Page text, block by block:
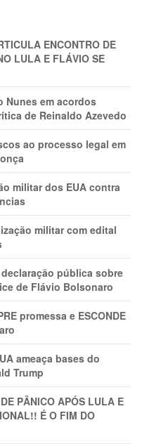
ENCONTRO DE
LULA E FLÁVIO SE
Nunes em acordos
de Reinaldo Azevedo
ao processo legal em
militar dos EUA contra
militar com edital
pública sobre
de Flávio Bolsonaro
promessa e ESCONDE
ameaça bases do
Trump
PÂNlCO APÓS LULA E
É O FIM DO